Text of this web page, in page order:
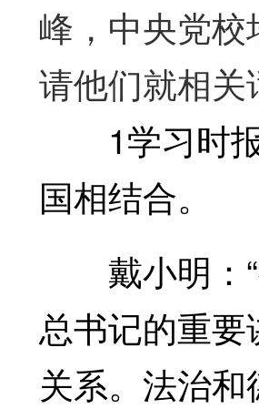
峰，中央党
请他们就相
1学习时报
国相结合。
戴小明：“
总书记的重
关系。法治